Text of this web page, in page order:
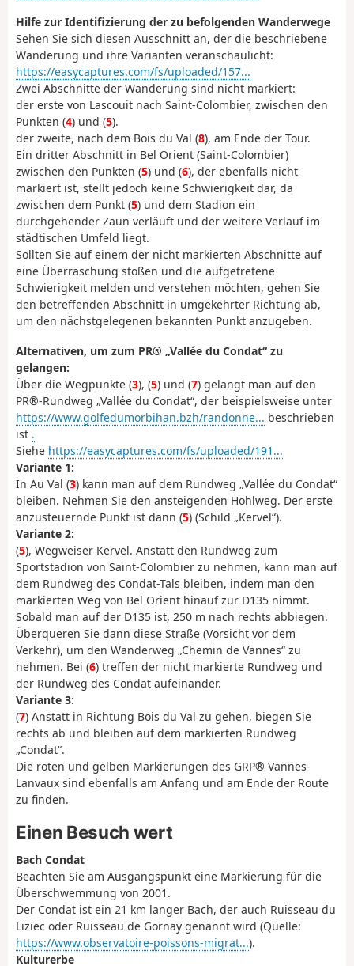
Hilfe zur Identifizierung der zu befolgenden Wanderwege
Sehen Sie sich diesen Ausschnitt an, der die beschriebene
Wanderung und ihre Varianten veranschaulicht:
https://easycaptures.com/fs/uploaded/157...
Zwei Abschnitte der Wanderung sind nicht markiert:
der erste von Lascouit nach Saint-Colombier, zwischen den
Punkten (4) und (5).
der zweite, nach dem Bois du Val (8), am Ende der Tour.
Ein dritter Abschnitt in Bel Orient (Saint-Colombier)
zwischen den Punkten (5) und (6), der ebenfalls nicht
markiert ist, stellt jedoch keine Schwierigkeit dar, da
zwischen dem Punkt (5) und dem Stadion ein
durchgehender Zaun verläuft und der weitere Verlauf im
städtischen Umfeld liegt.
Sollten Sie auf einem der nicht markierten Abschnitte auf
eine Überraschung stoßen und die aufgetretene
Schwierigkeit melden und verstehen möchten, gehen Sie
den betreffenden Abschnitt in umgekehrter Richtung ab,
um den nächstgelegenen bekannten Punkt anzugeben.
Alternativen, um zum PR® „Vallée du Condat“ zu
gelangen:
Über die Wegpunkte (3), (5) und (7) gelangt man auf den
PR®-Rundweg „Vallée du Condat“, der beispielsweise unter
https://www.golfedumorbihan.bzh/randonne... beschrieben
ist .
Siehe https://easycaptures.com/fs/uploaded/191...
Variante 1:
In Au Val (3) kann man auf dem Rundweg „Vallée du Condat“
bleiben. Nehmen Sie den ansteigenden Hohlweg. Der erste
anzusteuernde Punkt ist dann (5) (Schild „Kervel“).
Variante 2:
(5), Wegweiser Kervel. Anstatt den Rundweg zum
Sportstadion von Saint-Colombier zu nehmen, kann man auf
dem Rundweg des Condat-Tals bleiben, indem man den
markierten Weg von Bel Orient hinauf zur D135 nimmt.
Sobald man auf der D135 ist, 250 m nach rechts abbiegen.
Überqueren Sie dann diese Straße (Vorsicht vor dem
Verkehr), um den Wanderweg „Chemin de Vannes“ zu
nehmen. Bei (6) treffen der nicht markierte Rundweg und
der Rundweg des Condat aufeinander.
Variante 3:
(7) Anstatt in Richtung Bois du Val zu gehen, biegen Sie
rechts ab und bleiben auf dem markierten Rundweg
„Condat“.
Die roten und gelben Markierungen des GRP® Vannes-
Lanvaux sind ebenfalls am Anfang und am Ende der Route
zu finden.
Einen Besuch wert
Bach Condat
Beachten Sie am Ausgangspunkt eine Markierung für die
Überschwemmung von 2001.
Der Condat ist ein 21 km langer Bach, der auch Ruisseau du
Liziec oder Ruisseau de Gornay genannt wird (Quelle:
https://www.observatoire-poissons-migrat...).
Kulturerbe